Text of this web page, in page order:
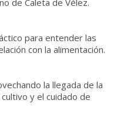
de Caleta de Vélez.
para entender las
con la alimentación.
la llegada de la
y el cuidado de